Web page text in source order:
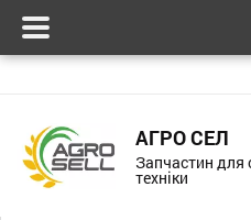
АГРО СЕЛ
Запчастин для
техніки